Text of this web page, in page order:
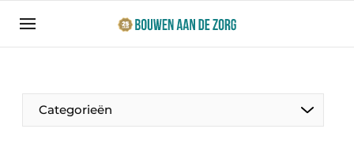
Aanmelden
Bedrijven
Bouwen aan de Zorg | Vakblad over bouw en
Categorieën